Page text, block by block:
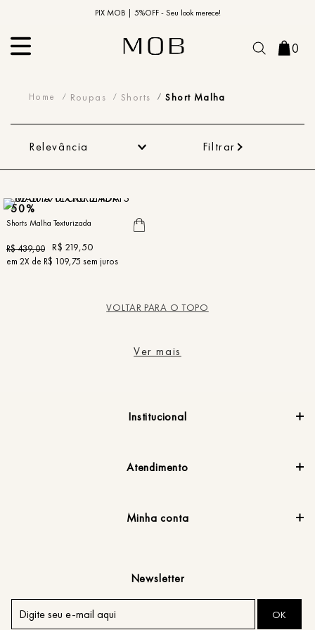
PIX MOB | 5%OFF - Seu look merece!
10% OFF na primeira compra | Cupom: BEMVINDO10*
0
Short Malha
Roupas Shorts Short Malha
Relevância Filtrar
50%
Shorts Malha Texturizada
R$439,00 R$ 219,50
em 2X de R$ 109,75 sem juros
VOLTAR PARA O TOPO
Ver mais
Institucional
Atendimento
Minha conta
Newsletter
OK